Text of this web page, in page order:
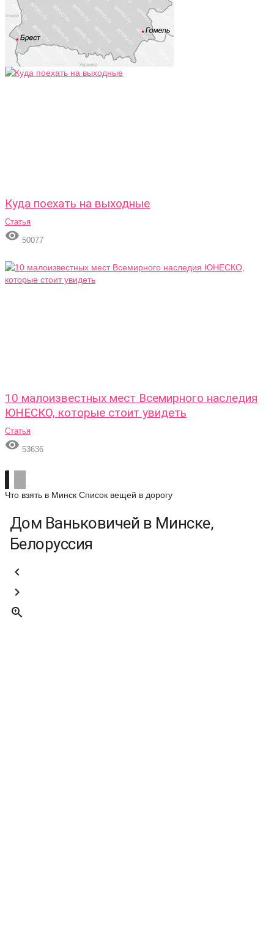
Куда поехать на выходные
Статья
 50077
10 малоизвестных мест Всемирного наследия
ЮНЕСКО, которые стоит увидеть
Статья
 53636
Что взять в Минск Список вещей в дорогу
Дом Ваньковичей в Минске,
Белоруссия


